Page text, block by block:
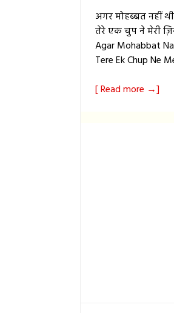
अगर मोहब्बत नहीं
तेरे एक चुप ने मेरी
Agar Mohabbat
Tere Ek Chup Ne
[ Read more →]